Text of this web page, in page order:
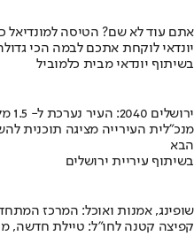
אתם עוד לא שם? הטיסה למונדיאל
יונדאי לוקחת אתכם לבמה הכי
בשיתוף יונדאי מבית כלמוביל
ירושלים 2040: העיר נערכת ל- 1.5 מליון תושבים
מנכ"לית העירייה מציגה תוכנית
הבא
בשיתוף עיריית ירושלים
שופינג, אמנות ואוכל: המרכז
קפיצה קטנה לחו"ל: טיילת חדשה,